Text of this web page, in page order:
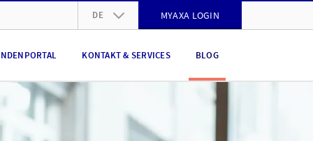
DE MYAXA LOGIN
KONTAKT & SERVICES BLOG